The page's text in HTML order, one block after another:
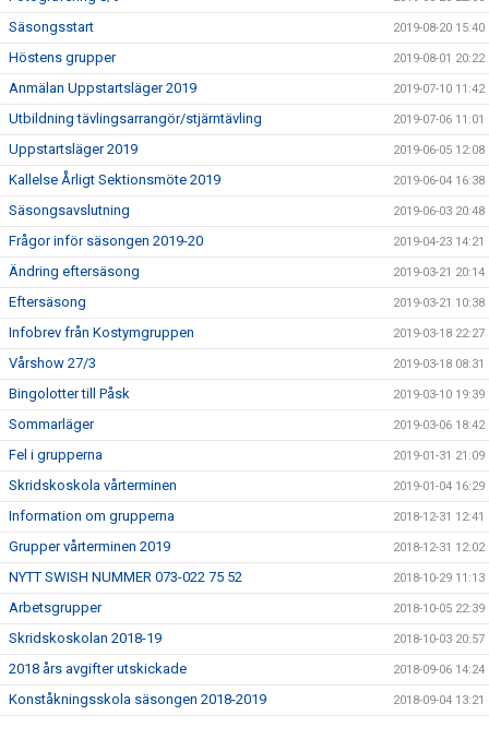
Säsongsstart 2019-08-20 15:40
Höstens grupper 2019-08-01 20:22
Anmälan Uppstartsläger 2019 2019-07-10 11:42
Utbildning tävlingsarrangör/stjärntävling 2019-07-06 11:01
Uppstartsläger 2019 2019-06-05 12:08
Kallelse Årligt Sektionsmöte 2019 2019-06-04 16:38
Säsongsavslutning 2019-06-03 20:48
Frågor inför säsongen 2019-20 2019-04-23 14:21
Ändring eftersäsong 2019-03-21 20:14
Eftersäsong 2019-03-21 10:38
Infobrev från Kostymgruppen 2019-03-18 22:27
Vårshow 27/3 2019-03-18 08:31
Bingolotter till Påsk 2019-03-10 19:39
Sommarläger 2019-03-06 18:42
Fel i grupperna 2019-01-31 21:09
Skridskoskola vårterminen 2019-01-04 16:29
Information om grupperna 2018-12-31 12:41
Grupper vårterminen 2019 2018-12-31 12:02
NYTT SWISH NUMMER 073-022 75 52 2018-10-29 11:13
Arbetsgrupper 2018-10-05 22:39
Skridskoskolan 2018-19 2018-10-03 20:57
2018 års avgifter utskickade 2018-09-06 14:24
Konståkningsskola säsongen 2018-2019 2018-09-04 13:21